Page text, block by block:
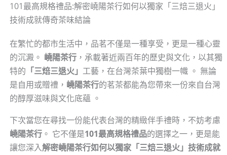
101最高規格禮品:解密嶢陽茶行如何以獨家「三焙三退火」
技術成就傳奇茶味結論
在繁忙的都市生活中，品茗不僅是一種享受，更是一種心靈
的沉澱。 嶢陽茶行，承載著近兩百年的歷史與文化，以其獨
特的 「三焙三退火」 工藝，在台灣茶葉中獨樹一幟 。 無論
是自用或贈禮， 嶢陽茶行的茗茶都能為您帶來一份來自台灣
的醇厚滋味與文化底蘊 。
下次當您在尋找一份能代表台灣的精緻伴手禮時，不妨考慮
嶢陽茶行。 它不僅是101最高規格禮品的選擇之一，更是能
讓您深入解密嶢陽茶行如何以獨家「三焙三退火」技術成就